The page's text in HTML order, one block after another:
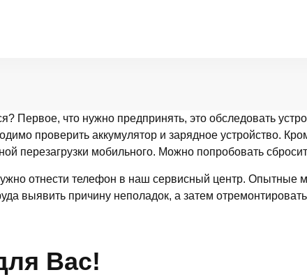
Первое, что нужно предпринять, это обследовать
проверить аккумулятор и зарядное устройство.
перезагрузки мобильного. Можно попробовать
отнести телефон в наш сервисный центр. Опытные
выявить причину неполадок, а затем
Вас!